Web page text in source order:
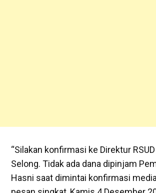
‎“Silakan konfirmasi ke Direktur
Selong. Tidak ada dana dipinjam
Hasni saat dimintai konfirmasi